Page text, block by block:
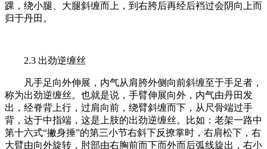
踝，绕小腿、大腿斜缠而上，到右胯后再经后裆过会阴向上而
归于丹田。
2.3 出劲逆缠丝
凡手足向外伸展，内气从肩胯外侧向前斜缠至于手足者，
称为出劲逆缠丝。也就是说，手臂伸展向外，内气由丹田发
出，经脊背上行，过肩向前，绕臂斜缠而下，从尺骨端过手
背，达于中指端，这是上肢的出劲逆缠丝。比如：老架一路中
第十六式“撇身捶”的第三小节右斜下反撩掌时，右肩松下，右
大臂由向外旋转，肘部由右胸前而下而外而后弧线旋出，右小